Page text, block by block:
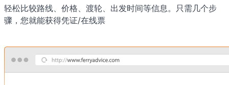
轻松比较路线、价格、渡轮、出发时间等信息。只需几个步
骤，您就能获得凭证/在线票